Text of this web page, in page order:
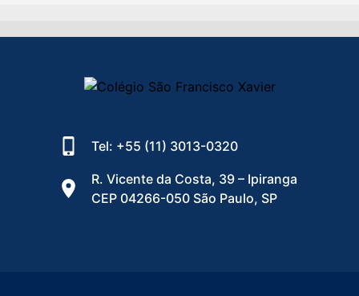
Tel: +55 (11) 3013-0320
R. Vicente da Costa, 39 – Ipiranga
CEP 04266-050 São Paulo, SP